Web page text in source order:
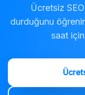
Ücretsiz
durduğunu
saat